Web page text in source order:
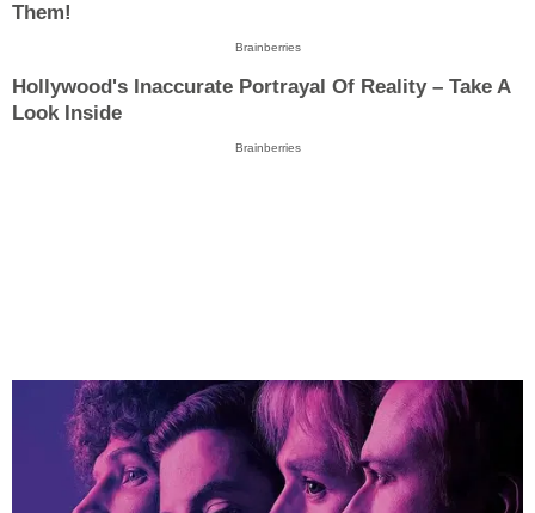
Them!
Brainberries
Hollywood's Inaccurate Portrayal Of Reality – Take A
Look Inside
Brainberries